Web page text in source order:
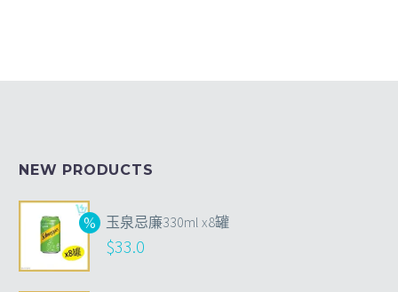
NEW PRODUCTS
玉泉忌廉330ml x8罐
$33.0